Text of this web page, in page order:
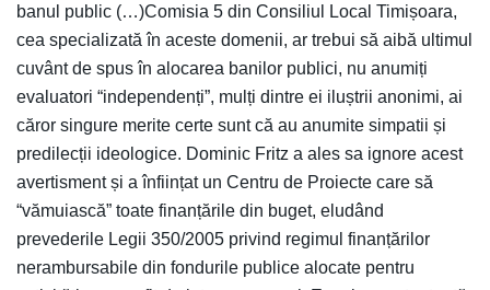
banul public (…)Comisia 5 din Consiliul Local Timișoara,
cea specializată în aceste domenii, ar trebui să aibă ultimul
cuvânt de spus în alocarea banilor publici, nu anumiți
evaluatori “independenți”, mulți dintre ei iluștrii anonimi, ai
căror singure merite certe sunt că au anumite simpatii și
predilecții ideologice. Dominic Fritz a ales sa ignore acest
avertisment și a înființat un Centru de Proiecte care să
“vămuiască” toate finanțările din buget, eludând
prevederile Legii 350/2005 privind regimul finanțărilor
nerambursabile din fondurile publice alocate pentru